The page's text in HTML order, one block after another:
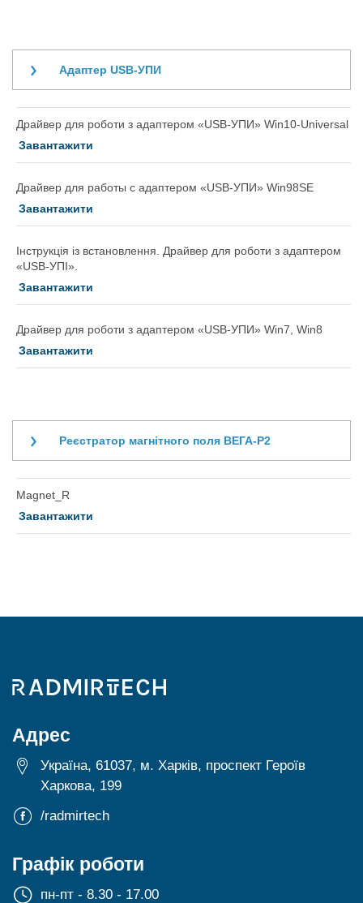
Адаптер USB-УПИ
Драйвер для роботи з адаптером «USB-УПИ» Win10-Universal
Завантажити
Драйвер для работы с адаптером «USB-УПИ» Win98SE
Завантажити
Інструкція із встановлення. Драйвер для роботи з адаптером
«USB-УПІ».
Завантажити
Драйвер для роботи з адаптером «USB-УПИ» Win7, Win8
Завантажити
Реєстратор магнітного поля ВЕГА-Р2
Magnet_R
Завантажити
Адрес
Україна, 61037, м. Харків, проспект Героїв
Харкова, 199
/radmirtech
Графік роботи
пн-пт - 8.30 - 17.00